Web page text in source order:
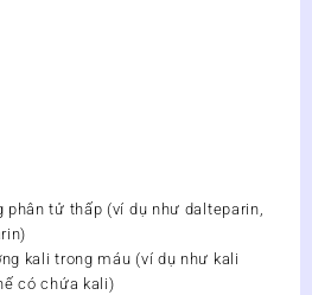
phân tử thấp (ví dụ như dalteparin,
kali trong máu (ví dụ như kali
có chứa kali)